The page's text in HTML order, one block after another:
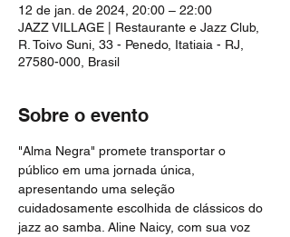
12 de jan. de 2024, 20:00 – 22:00
JAZZ VILLAGE | Restaurante e Jazz Club,
R. Toivo Suni, 33 - Penedo, Itatiaia - RJ,
27580-000, Brasil
Sobre o evento
"Alma Negra" promete transportar o
público em uma jornada única,
apresentando uma seleção
cuidadosamente escolhida de clássicos do
jazz ao samba. Aline Naicy, com sua voz